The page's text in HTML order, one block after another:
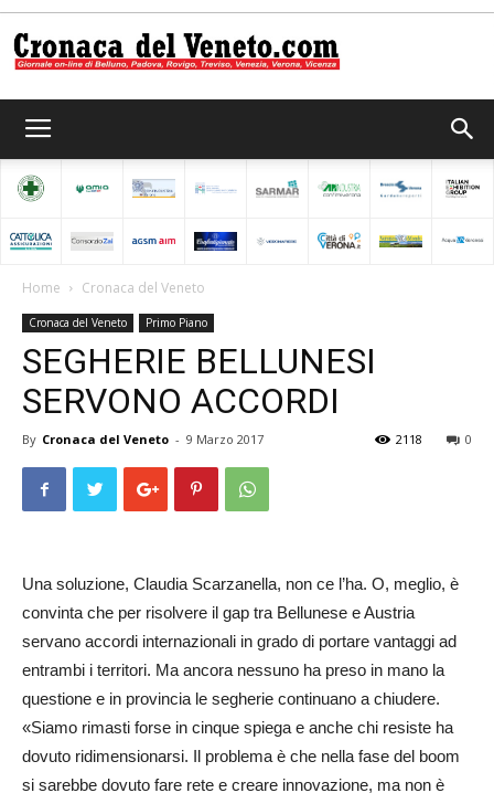
del
Home Cronaca del Veneto
Cronaca del Veneto Primo Piano
SEGHERIE BELLUNESI
SERVONO ACCORDI
By Cronaca del Veneto - 9 Marzo 2017 0
2118
Una soluzione, Claudia Scarzanella, non ce l’ha. O, meglio, è
convinta che per risolvere il gap tra Bellunese e Austria
servano accordi internazionali in grado di portare vantaggi ad
entrambi i territori. Ma ancora nessuno ha preso in mano la
questione e in provincia le segherie continuano a chiudere.
«Siamo rimasti forse in cinque spiega e anche chi resiste ha
dovuto ridimensionarsi. Il problema è che nella fase del boom
si sarebbe dovuto fare rete e creare innovazione, ma non è